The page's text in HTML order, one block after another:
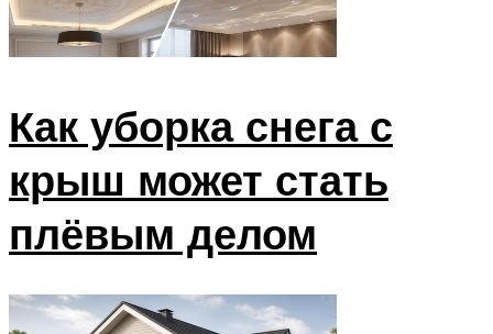
Как уборка снега с
крыш может стать
плёвым делом